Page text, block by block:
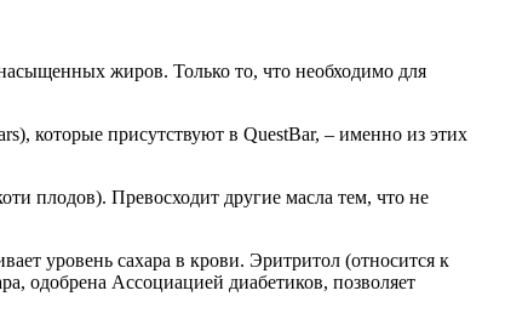
жиров. Только то, что необходимо для
которые присутствуют в QuestBar, – именно из этих
плодов). Превосходит другие масла тем, что не
уровень сахара в крови. Эритритол (относится к
одобрена Ассоциацией диабетиков, позволяет